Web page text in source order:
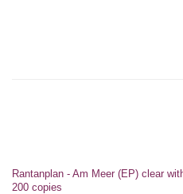
Rantanplan - Am Meer (EP) clear
200 copies